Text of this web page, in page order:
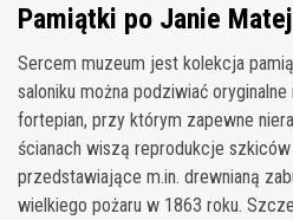
Pamiątki po Janie
Sercem muzeum jest kolekcja
saloniku można podziwiać
fortepian, przy którym zapewne
ścianach wiszą reprodukcje
przedstawiające m.in. drewnianą
wielkiego pożaru w 1863 roku.